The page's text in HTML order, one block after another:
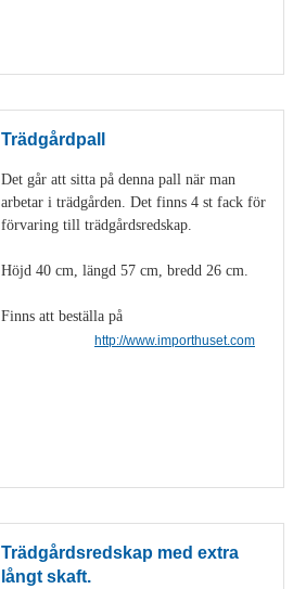
Trädgårdpall
Det går att sitta på denna pall när man
arbetar i trädgården. Det finns 4 st fack för
förvaring till trädgårdsredskap.
Höjd 40 cm, längd 57 cm, bredd 26 cm.
Finns att beställa på
http://www.importhuset.com
Trädgårdsredskap med extra
långt skaft.